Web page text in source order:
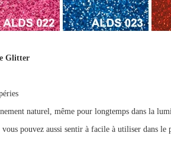
Glitter
naturel, même pour longtemps dans la
pouvez aussi sentir à facile à utiliser dans le